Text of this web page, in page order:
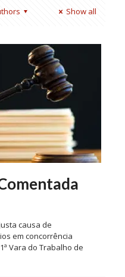
Show all
causa de
em concorrência
Vara do Trabalho de